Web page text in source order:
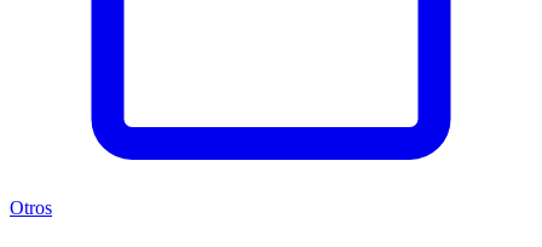
Otros